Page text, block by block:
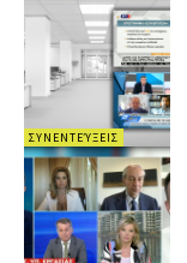
ΣΥΝΕΝΤΕΎΞΕΙΣ